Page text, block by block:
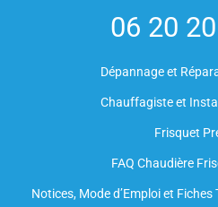
06 20
Dépannage et
Chauffagiste et
Frisquet
FAQ Chaudière
Notices, Mode d’Emploi et